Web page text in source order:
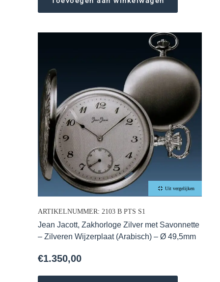
Uit vergelijken
ARTIKELNUMMER: 2103 B PTS S1
Jean Jacott, Zakhorloge Zilver met Savonnette
– Zilveren Wijzerplaat (Arabisch) – Ø 49,5mm
€1.350,00